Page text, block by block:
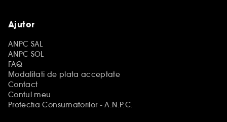
Ajutor
ANPC SAL
ANPC SOL
FAQ
Modalitati de plata acceptate
Contact
Contul meu
Protectia Consumatorilor - A.N.P.C.